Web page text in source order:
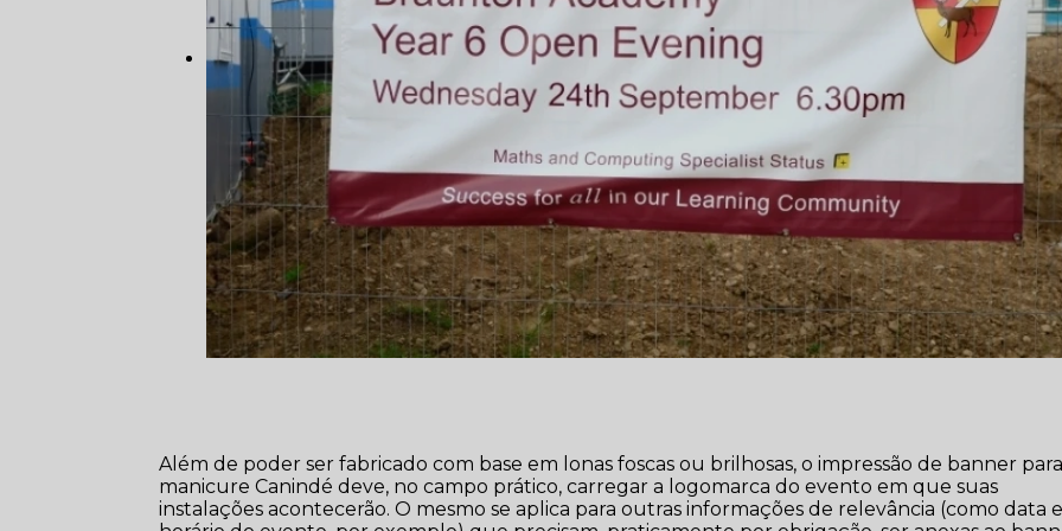
Além de poder ser fabricado com base em lonas foscas ou brilhosas, o impressão de banner
manicure Canindé deve, no campo prático, carregar a logomarca do evento em que suas
instalações acontecerão. O mesmo se aplica para outras informações de relevância (como data